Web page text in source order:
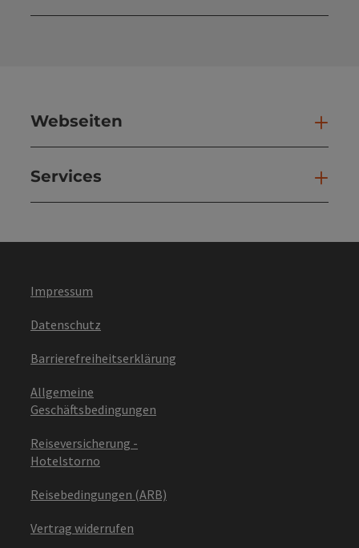
Webseiten
Services
Impressum
Datenschutz
Barrierefreiheitserklärung
Allgemeine
Geschäftsbedingungen
Reiseversicherung -
Hotelstorno
Reisebedingungen (ARB)
Vertrag widerrufen